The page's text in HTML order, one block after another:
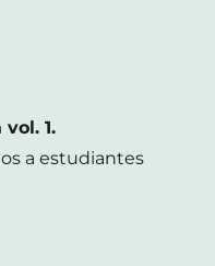
vol. 1.
a estudiantes